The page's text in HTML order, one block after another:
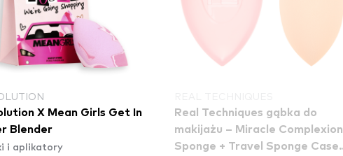
X Mean Girls Get In
Blender
i aplikatory
Real Techniques gąbka do
makijażu – Miracle Complexion
Sponge + Travel Sponge Case